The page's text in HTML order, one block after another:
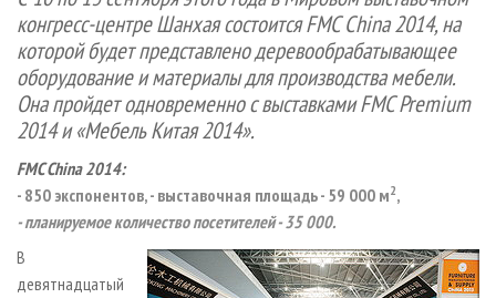
СУШКА ДРЕВЕСИНЫ
ПРОИЗВОДСТВО ДРЕВЕСНЫХ ПЛИТ
ДЕРЕВЯННОЕ ДОМОСТРОЕНИЕ
ПРОИЗВОДСТВО МЕБЕЛИ
БИОЭНЕРГЕТИКА
ЦБП
ИНСТРУМЕНТ И МАТЕРИАЛЫ
ПЕРСОНЫ
МОБИЛЬНЫЕ ВЫСТАВКИ
ОФИЦИАЛЬНЫЕ ДЕЛЕГАЦИИ
ПРИОРИТЕТНЫЕ ИНВЕСТПРОЕКТЫ
RUSSIAN FORESTRY REVIEW
ГАЗЕТА ЛЕСПРОМФОРУМ
БИБЛИОТЕКА СПЕЦИАЛИСТА
КОНТАКТЫ
РЕКЛАМА
РЕКЛАМА НА САЙТЕ
конгресс-центре Шанхая состоится FMC China 2014, на
которой будет представлено деревообрабатывающее
оборудование и материалы для производства мебели.
Она пройдет одновременно с выставками FMC Premium
2014 и «Мебель Китая 2014».
FMC China 2014:
- 850 экспонентов, - выставочная площадь - 59 000 м2,
- планируемое количество посетителей - 35 000.
В
девятнадцатый